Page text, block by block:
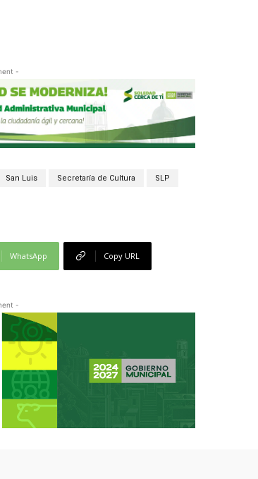
-
San Luis Secretaría de Cultura SLP
WhatsApp Copy URL
-